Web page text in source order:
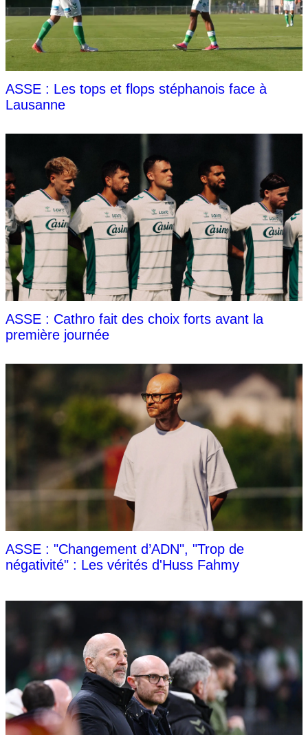
ASSE : Les tops et flops stéphanois face à
Lausanne
ASSE : Cathro fait des choix forts avant la
première journée
ASSE : "Changement d’ADN", "Trop de
négativité" : Les vérités d'Huss Fahmy